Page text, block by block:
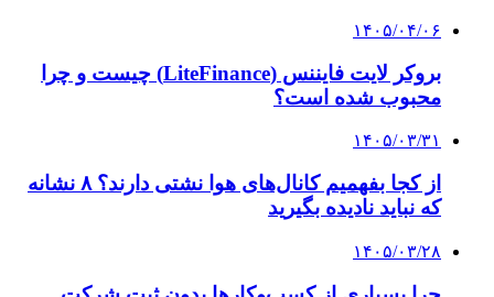
۱۴۰۵/۰۴/۰۶
بروکر لایت فایننس (LiteFinance) چیست و چرا
محبوب شده است؟
۱۴۰۵/۰۳/۳۱
از کجا بفهمیم کانال‌های هوا نشتی دارند؟ ۸ نشانه
که نباید نادیده بگیرید
۱۴۰۵/۰۳/۲۸